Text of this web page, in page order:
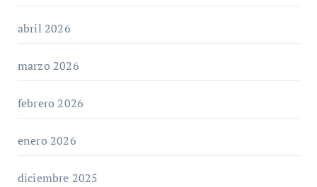
abril 2026
marzo 2026
febrero 2026
enero 2026
diciembre 2025